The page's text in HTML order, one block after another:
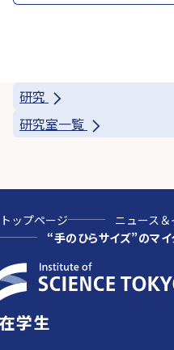
研究
研究室一覧
トップページ
ニュース
“手のひらサイズ”のマ
在学生